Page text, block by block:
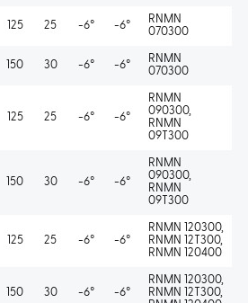
125 25 -6° -6°
RNMN
070300
150 30 -6° -6°
RNMN
070300
125 25 -6° -6°
RNMN
090300,
RNMN
09T300
150 30 -6° -6°
RNMN
090300,
RNMN
09T300
125 25 -6° -6°
RNMN 120300,
RNMN 12T300,
RNMN 120400
150 30 -6° -6°
RNMN 120300,
RNMN 12T300,